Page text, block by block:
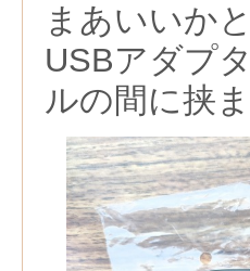
まあいいか
USBアダプ
ルの間に挟